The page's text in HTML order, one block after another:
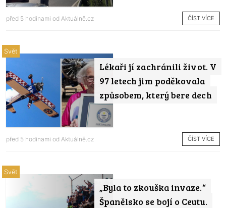
před 5 hodinami od Aktuálně.cz ČÍST VÍCE
Lékaři jí zachránili život. V
97 letech jim poděkovala
způsobem, který bere dech
Svět
před 5 hodinami od Aktuálně.cz ČÍST VÍCE
„Byla to zkouška invaze.“
Španělsko se bojí o Ceutu.
Svět